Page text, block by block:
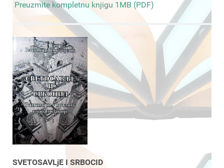
Preuzmite kompletnu knjigu 1MB (PDF)
SVETOSAVLjE I SRBOCID